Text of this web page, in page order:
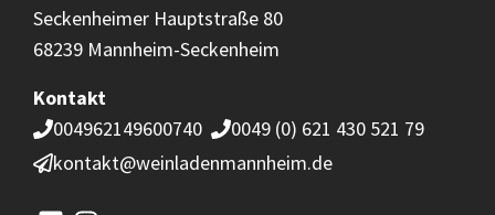
Seckenheimer Hauptstraße 80
68239 Mannheim-Seckenheim
Kontakt
004962149600740
0049 (0) 621 430 521 79
kontakt@weinladenmannheim.de